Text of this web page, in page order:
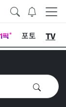
포토 TV